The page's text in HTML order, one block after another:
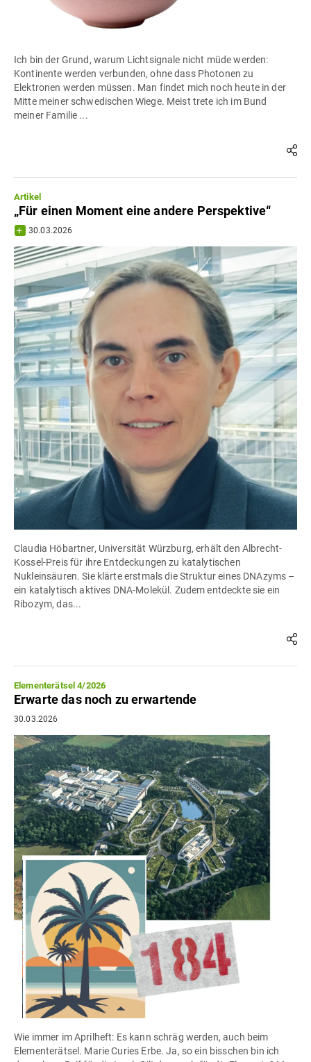
Ich bin der Grund, warum Lichtsignale nicht müde werden:
Kontinente werden verbunden, ohne dass Photonen zu
Elektronen werden müssen. Man findet mich noch heute in der
Mitte meiner schwedischen Wiege. Meist trete ich im Bund
meiner Familie ...
Artikel
„Für einen Moment eine andere Perspektive“
30.03.2026
Claudia Höbartner, Universität Würzburg, erhält den Albrecht-
Kossel-Preis für ihre Entdeckungen zu katalytischen
Nukleinsäuren. Sie klärte erstmals die Struktur eines DNAzyms –
ein katalytisch aktives DNA-Molekül. Zudem entdeckte sie ein
Ribozym, das...
Elementerätsel 4/2026
Erwarte das noch zu erwartende
30.03.2026
Wie immer im Aprilheft: Es kann schräg werden, auch beim
Elementerätsel. Marie Curies Erbe. Ja, so ein bisschen bin ich